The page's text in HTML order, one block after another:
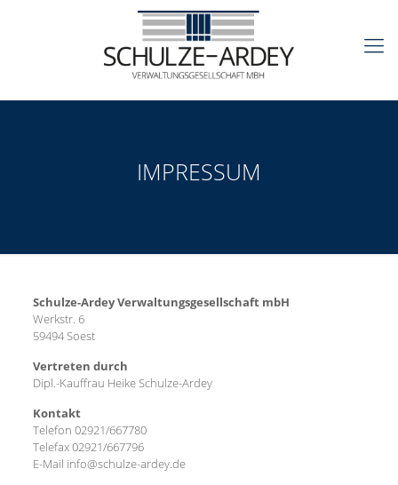
IMPRESSUM
Schulze-Ardey Verwaltungsgesellschaft mbH
Werkstr. 6
59494 Soest
Vertreten durch
Dipl.-Kauffrau Heike Schulze-Ardey
Kontakt
Telefon 02921/667780
Telefax 02921/667796
E-Mail info@schulze-ardey.de